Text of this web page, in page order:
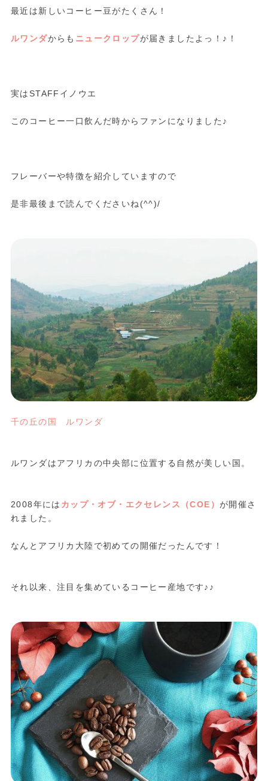
最近は新しいコーヒー豆がたくさん！
ルワンダからも ニュークロップが届きましたよっ！♪！
実はSTAFFイノウエ
このコーヒー一口飲んだ時からファンになりました♪
フレーバーや特徴を紹介していますので
是非最後まで読んでくださいね(^^)/
千の丘の国 ルワンダ
ルワンダはアフリカの中央部に位置する自然が美しい国。
2008年には カップ・オブ・エクセレンス（COE） が開催さ
れました。
なんとアフリカ大陸で初めての開催だったんです！
それ以来、注目を集めているコーヒー産地です♪♪